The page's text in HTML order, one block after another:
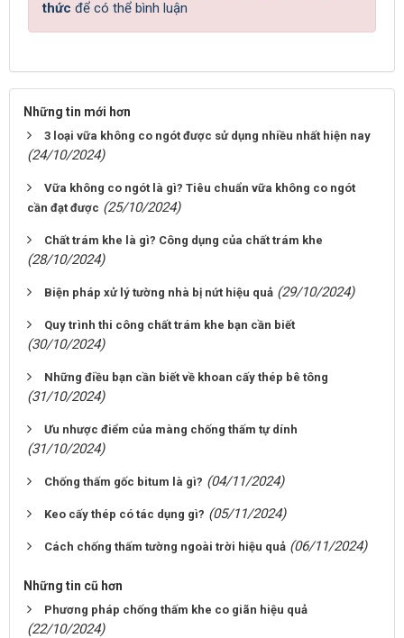
thức để có thể bình luận
Những tin mới hơn
3 loại vữa không co ngót được sử dụng nhiều nhất hiện nay
(24/10/2024)
Vữa không co ngót là gì? Tiêu chuẩn vữa không co ngót
cần đạt được (25/10/2024)
Chất trám khe là gì? Công dụng của chất trám khe
(28/10/2024)
Biện pháp xử lý tường nhà bị nứt hiệu quả (29/10/2024)
Quy trình thi công chất trám khe bạn cần biết
(30/10/2024)
Những điều bạn cần biết về khoan cấy thép bê tông
(31/10/2024)
Ưu nhược điểm của màng chống thấm tự dính
(31/10/2024)
Chống thấm gốc bitum là gì? (04/11/2024)
Keo cấy thép có tác dụng gì? (05/11/2024)
Cách chống thấm tường ngoài trời hiệu quả (06/11/2024)
Những tin cũ hơn
Phương pháp chống thấm khe co giãn hiệu quả
(22/10/2024)